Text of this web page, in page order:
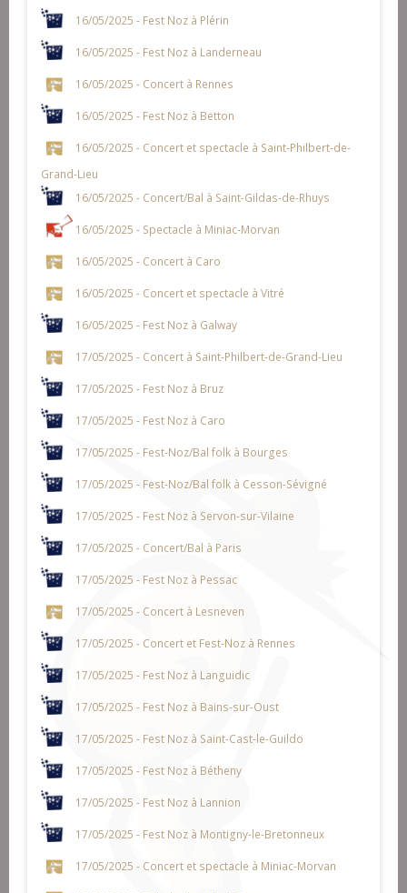
16/05/2025 - Fest Noz à Plérin
16/05/2025 - Fest Noz à Landerneau
16/05/2025 - Concert à Rennes
16/05/2025 - Fest Noz à Betton
16/05/2025 - Concert et spectacle à Saint-Philbert-de-
Grand-Lieu
16/05/2025 - Concert/Bal à Saint-Gildas-de-Rhuys
16/05/2025 - Spectacle à Miniac-Morvan
16/05/2025 - Concert à Caro
16/05/2025 - Concert et spectacle à Vitré
16/05/2025 - Fest Noz à Galway
17/05/2025 - Concert à Saint-Philbert-de-Grand-Lieu
17/05/2025 - Fest Noz à Bruz
17/05/2025 - Fest Noz à Caro
17/05/2025 - Fest-Noz/Bal folk à Bourges
17/05/2025 - Fest-Noz/Bal folk à Cesson-Sévigné
17/05/2025 - Fest Noz à Servon-sur-Vilaine
17/05/2025 - Concert/Bal à Paris
17/05/2025 - Fest Noz à Pessac
17/05/2025 - Concert à Lesneven
17/05/2025 - Concert et Fest-Noz à Rennes
17/05/2025 - Fest Noz à Languidic
17/05/2025 - Fest Noz à Bains-sur-Oust
17/05/2025 - Fest Noz à Saint-Cast-le-Guildo
17/05/2025 - Fest Noz à Bétheny
17/05/2025 - Fest Noz à Lannion
17/05/2025 - Fest Noz à Montigny-le-Bretonneux
17/05/2025 - Concert et spectacle à Miniac-Morvan